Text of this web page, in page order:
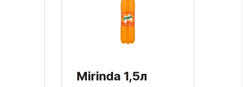
Mirinda 1,5л